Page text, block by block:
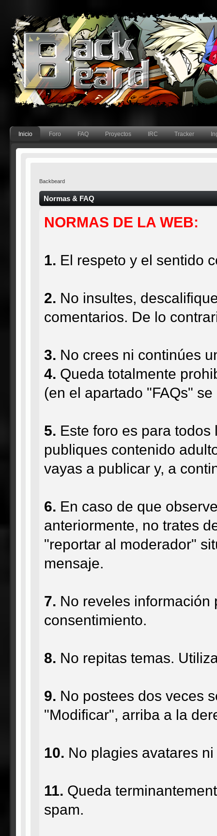
Inicio Foro FAQ Proyectos IRC Tracker
Backbeard
Normas & FAQ
NORMAS DE LA WEB:
1. El respeto y el sentido
2. No insultes,
comentarios. De lo
3. No crees ni continúes
4. Queda totalmente
(en el apartado "FAQs"
5. Este foro es para
publiques contenido
vayas a publicar y, a
6. En caso de que
anteriormente, no trates
"reportar al moderador"
mensaje.
7. No reveles
consentimiento.
8. No repitas temas.
9. No postees dos veces
"Modificar", arriba a la
10. No plagies avatares
11. Queda
spam.